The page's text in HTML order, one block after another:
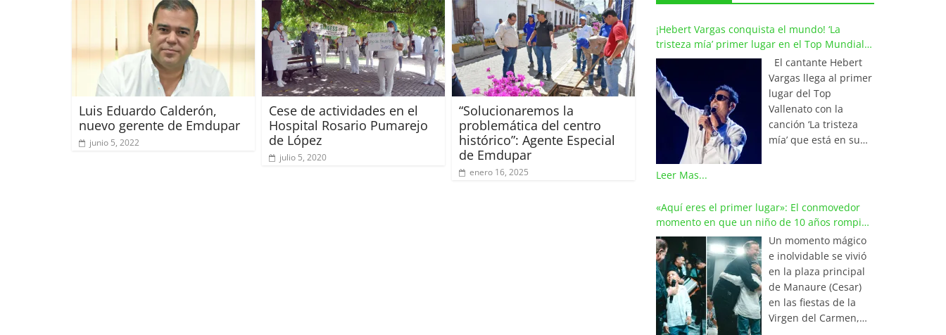
Luis Eduardo Calderón,
nuevo gerente de Emdupar
junio 5, 2022
Cese de actividades en el
Hospital Rosario Pumarejo
de López
julio 5, 2020
“Solucionaremos la
problemática del centro
histórico”: Agente Especial
de Emdupar
enero 16, 2025
¡Hebert Vargas conquista el mundo! ‘La
tristeza mía’ primer lugar en el Top Mundial
del Vallenato
El cantante Hebert
Vargas llega al primer
lugar del Top
Vallenato con la
canción ‘La tristeza
mía’ que está en su
de los listados
musicales en
Colombia y países de
América y Europa.
Esta emotiva
composición del
maestro Wilfran
Castillo se posicionó
en el primer lugar de
Leer Mas...
«Aquí eres el primer lugar»: El conmovedor
momento en que un niño de 10 años rompió
en llanto al cantar con Iván Villazón
Un momento mágico
e inolvidable se vivió
en la plaza principal
de Manaure (Cesar)
en las fiestas de la
Virgen del Carmen,